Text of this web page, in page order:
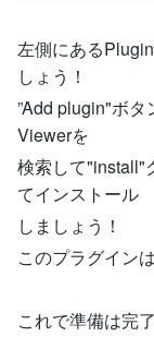
左側にある
しょう！
”Add plugin"ボ
Viewerを
検索して"install"
てインストール
しましょう！
このプラグイン
これで準備は完